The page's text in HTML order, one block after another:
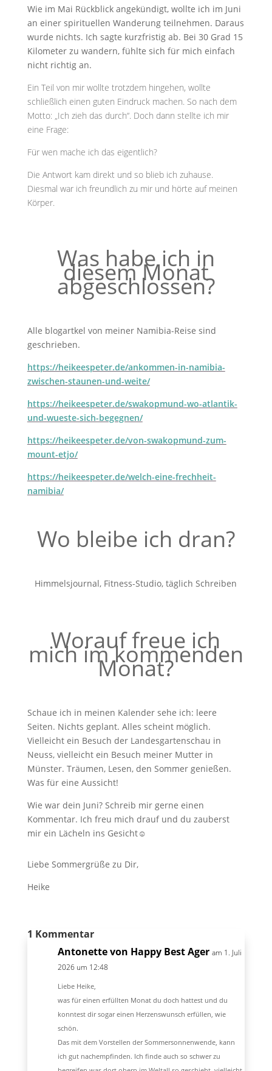
Wie im Mai Rückblick angekündigt, wollte ich im Juni
an einer spirituellen Wanderung teilnehmen. Daraus
wurde nichts. Ich sagte kurzfristig ab. Bei 30 Grad 15
Kilometer zu wandern, fühlte sich für mich einfach
nicht richtig an.
Ein Teil von mir wollte trotzdem hingehen, wollte
schließlich einen guten Eindruck machen. So nach dem
Motto: „Ich zieh das durch“. Doch dann stellte ich mir
eine Frage:
Für wen mache ich das eigentlich?
Die Antwort kam direkt und so blieb ich zuhause.
Diesmal war ich freundlich zu mir und hörte auf meinen
Körper.
Was habe ich in
diesem Monat
abgeschlossen?
Alle blogartkel von meiner Namibia-Reise sind
geschrieben.
https://heikeespeter.de/ankommen-in-namibia-
zwischen-staunen-und-weite/
https://heikeespeter.de/swakopmund-wo-atlantik-
und-wueste-sich-begegnen/
https://heikeespeter.de/von-swakopmund-zum-
mount-etjo/
https://heikeespeter.de/welch-eine-frechheit-
namibia/
Wo bleibe ich dran?
Himmelsjournal, Fitness-Studio, täglich Schreiben
Worauf freue ich
mich im kommenden
Monat?
Schaue ich in meinen Kalender sehe ich: leere
Seiten. Nichts geplant. Alles scheint möglich.
Vielleicht ein Besuch der Landesgartenschau in
Neuss, vielleicht ein Besuch meiner Mutter in
Münster. Träumen, Lesen, den Sommer genießen.
Was für eine Aussicht!
Wie war dein Juni? Schreib mir gerne einen
Kommentar. Ich freu mich drauf und du zauberst
mir ein Lächeln ins Gesicht☺
Liebe Sommergrüße zu Dir,
Heike
1 Kommentar
Antonette von Happy Best Ager am 1. Juli
2026 um 12:48
Liebe Heike,
was für einen erfüllten Monat du doch hattest und du
konntest dir sogar einen Herzenswunsch erfüllen, wie
schön.
Das mit dem Vorstellen der Sommersonnenwende, kann
ich gut nachempfinden. Ich finde auch so schwer zu